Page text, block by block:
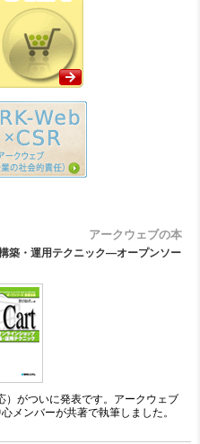
アークウェブの本
築・運用テクニック―オープンソー
）がついに発表です。アークウェブ
メンバーが共著で執筆しました。